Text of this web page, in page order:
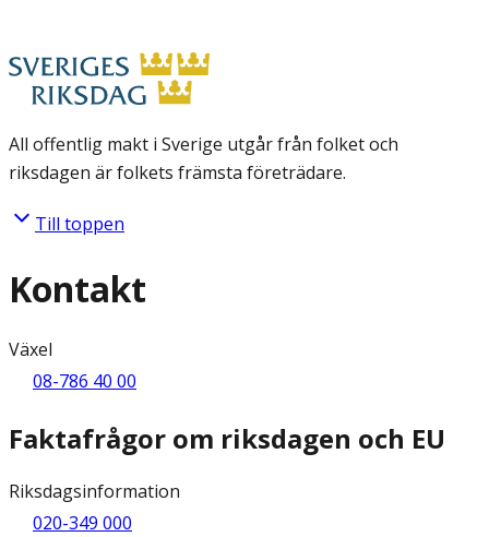
All offentlig makt i Sverige utgår från folket och
riksdagen är folkets främsta företrädare.
Till toppen
Kontakt
Växel
08-786 40 00
Faktafrågor om riksdagen och EU
Riksdagsinformation
020-349 000